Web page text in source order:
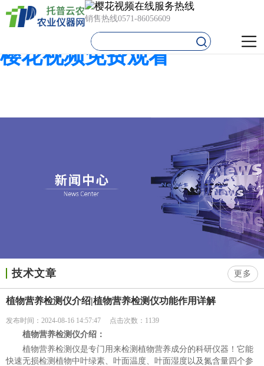
樱花视频在线,樱花视频在线
免费观看,樱花视频污下载,
樱花视频免费观看
销售热线0571-86056609
技术文章 更多
植物营养检测仪介绍|植物营养检测仪功能作用详解
发布时间：2024-08-16 14:57:47 点击次数：1139
植物营养检测仪介绍：
植物营养检测仪是专门用来检测植物营养成分的科研仪器！它能
快速无损检测植物中叶绿素、叶面温度、叶面湿度以及氮含量四个参